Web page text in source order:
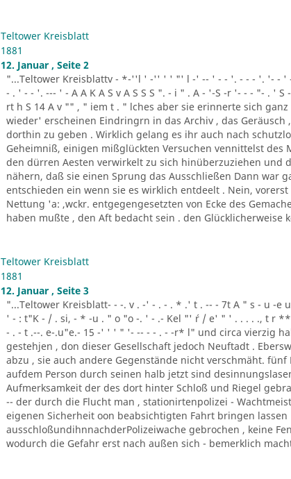
Teltower Kreisblatt
1881
12. Januar , Seite 2
"...Teltower Kreisblattv - *-''l ' -'' ' ' "' l -' -- ' - - '. - - - '. '- - '
- . ' - - '. --- ' - A A K A S v A S S S ". - i " . A - '-S -r '- - - "- . ' S
rt h S 14 A v "" , " iem t . " lches aber sie erinnerte sich
wieder' erscheinen Eindringrn in das Archiv , das Geräusch
dorthin zu geben . Wirklich gelang es ihr auch nach
Geheimniß, einigen mißglückten Versuchen vennittelst des
den dürren Aesten verwirkelt zu sich hinüberzuziehen und
nähern, daß sie einen Sprung das Ausschließen Dann war
entschieden ein wenn sie es wirklich entdeelt . Nein,
Nettung 'a: ,wckr. entgegengesetzten von Ecke des
haben mußte , den Aft bedacht sein . den Glücklicherweise
Teltower Kreisblatt
1881
12. Januar , Seite 3
"...Teltower Kreisblatt- - -. v . -' - . - . * .' t . -- - 7t A " s - u -e
' - : t"K - / . si, - * -u . " o "o -. ' - .- Kel "' ´r / e' " ' . . . . ., t r
- . - t .--. e-.u"e.- 15 -' ' ' " '- -- - - . - -r* l" und circa vierzig
gestehjen , don dieser Gesellschaft jedoch Neuftadt .
abzu , sie auch andere Gegenstände nicht verschmäht. fünf
aufdem Person durch seinen halb jetzt sind
Aufmerksamkeit der des dort hinter Schloß und Riegel
-- der durch die Flucht man , stationirtenpolizei -
eigenen Sicherheit oon beabsichtigten Fahrt bringen lassen
ausschloßundihnnachderPolizeiwache gebrochen , keine
wodurch die Gefahr erst nach außen sich - bemerklich